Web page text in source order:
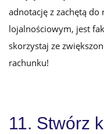
adnotację z zachętą
lojalnościowym, jest
skorzystaj ze
rachunku!
11. Stwórz